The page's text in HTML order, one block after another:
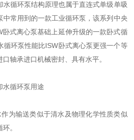
循环泵结构原理也属于直连式单级单吸
中常用到的一款工业循环泵，该系列中央
式离心泵基础上延伸升级的一款卧式循
循环泵性能比ISW卧式离心泵更强一个等
轴承进口机械密封、具有水平。
循环泵用途
输送类似于清水及物理化学性质类似
。